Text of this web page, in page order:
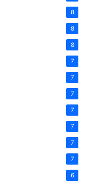
8
8
8
7
7
7
7
7
7
7
6